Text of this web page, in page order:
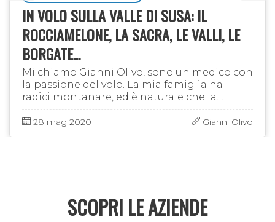
IN VOLO SULLA VALLE DI SUSA: IL
ROCCIAMELONE, LA SACRA, LE VALLI, LE
BORGATE...
Mi chiamo Gianni Olivo, sono un medico con
la passione del volo. La mia famiglia ha
radici montanare, ed è naturale che la
montagna sia sempre stata per me una
calamita potente. Dapprima sulle orme …
28 mag 2020 Gianni Olivo
SCOPRI LE AZIENDE